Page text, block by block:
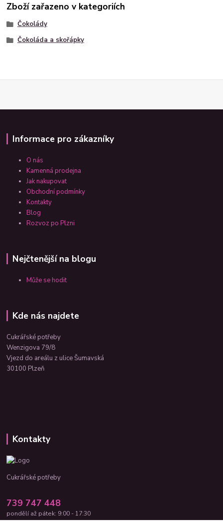
Zboží zařazeno v kategoriích
Čokolády
Čokoláda a skořápky
Informace pro zákazníky
O nás
Kamenná prodejna
Jak nakupovat
Obchodní podmínky
Kontakty
Blog
Rozvoz po Plzni
Nejčtenější na blogu
Může se hodit
Kde nás najdete
Cukrářské potřeby
Wenzigova 79/8
Vjezd do areálu z ulice Šumavská
30100 Plzeň
Kontakty
Cukrářské potřeby
739 747 448
pondělí až pátek: 9:00 - 17:30